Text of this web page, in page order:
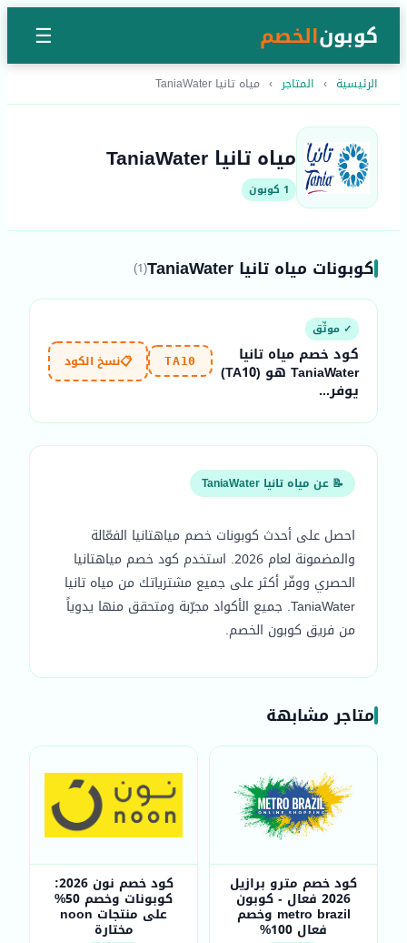
كوبونالخصم ☰
الرئيسية › المتاجر › مياه تانيا TaniaWater
مياه تانيا TaniaWater
1 كوبون
كوبونات مياه تانيا TaniaWater (1)
✓ موثّق
كود خصم مياه تانيا
TaniaWater هو (TA10)
يوفر...
TA10
📋نسخ الكود
📝 عن مياه تانيا TaniaWater
احصل على أحدث كوبونات خصم مياهتانيا الفعّالة
والمضمونة لعام 2026. استخدم كود خصم مياهتانيا
الحصري ووفّر أكثر على جميع مشترياتك من مياه تانيا
TaniaWater. جميع الأكواد مجرّبة ومتحقق منها يدوياً
من فريق كوبون الخصم.
متاجر مشابهة
كود خصم مترو برازيل
2026 فعال - كوبون
metro brazil وخصم
فعال 100%
كود خصم نون 2026:
كوبونات وخصم 50%
على منتجات noon
مختارة